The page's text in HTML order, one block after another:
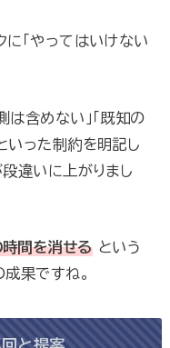
「やってはいけない
含めない」「既知の
いった制約を明記し
違いに上がりまし
間を消せるという
果ですね。
と提案